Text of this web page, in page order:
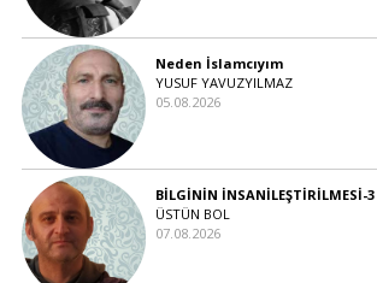
Neden İslamcıyım
YUSUF YAVUZYILMAZ
05.08.2026
BİLGİNİN İNSANİLEŞTİRİLMESİ-3
ÜSTÜN BOL
07.08.2026